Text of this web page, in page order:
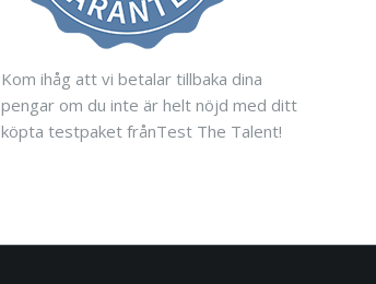
Kom ihåg att vi betalar tillbaka dina
pengar om du inte är helt nöjd med ditt
köpta testpaket frånTest The Talent!